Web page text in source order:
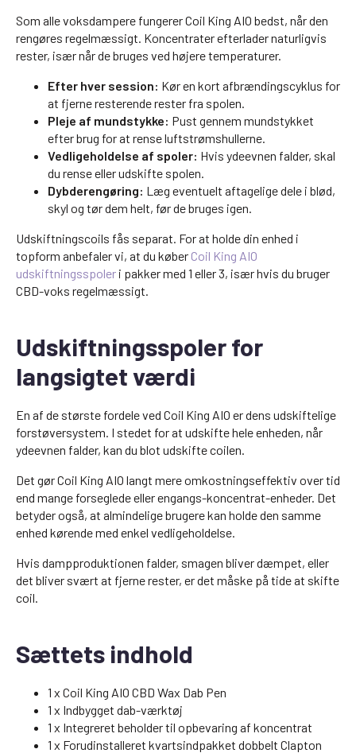
Som alle voksdampere fungerer Coil King AIO bedst, når den
rengøres regelmæssigt. Koncentrater efterlader naturligvis
rester, især når de bruges ved højere temperaturer.
Efter hver session: Kør en kort afbrændingscyklus for
at fjerne resterende rester fra spolen.
Pleje af mundstykke: Pust gennem mundstykket
efter brug for at rense luftstrømshullerne.
Vedligeholdelse af spoler: Hvis ydeevnen falder, skal
du rense eller udskifte spolen.
Dybderengøring: Læg eventuelt aftagelige dele i blød,
skyl og tør dem helt, før de bruges igen.
Udskiftningscoils fås separat. For at holde din enhed i
topform anbefaler vi, at du køber Coil King AIO
udskiftningsspoler i pakker med 1 eller 3, især hvis du bruger
CBD-voks regelmæssigt.
Udskiftningsspoler for
langsigtet værdi
En af de største fordele ved Coil King AIO er dens udskiftelige
forstøversystem. I stedet for at udskifte hele enheden, når
ydeevnen falder, kan du blot udskifte coilen.
Det gør Coil King AIO langt mere omkostningseffektiv over tid
end mange forseglede eller engangs-koncentrat-enheder. Det
betyder også, at almindelige brugere kan holde den samme
enhed kørende med enkel vedligeholdelse.
Hvis dampproduktionen falder, smagen bliver dæmpet, eller
det bliver svært at fjerne rester, er det måske på tide at skifte
coil.
Sættets indhold
1 x Coil King AIO CBD Wax Dab Pen
1 x Indbygget dab-værktøj
1 x Integreret beholder til opbevaring af koncentrat
1 x Forudinstalleret kvartsindpakket dobbelt Clapton